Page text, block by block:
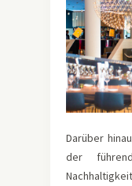
Darüber
der